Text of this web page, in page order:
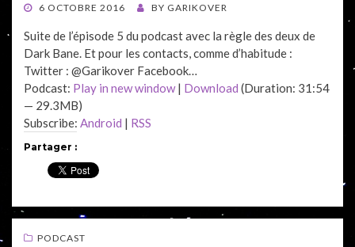
POSTED
6 OCTOBRE 2016 BY GARIKOVER
Suite de l’épisode 5 du podcast avec la règle des deux de
Dark Bane. Et pour les contacts, comme d’habitude :
Twitter : @Garikover Facebook…
Podcast: Play in new window| Download (Duration: 31:54
— 29.3MB)
Subscribe: Android | RSS
Partager :
PODCAST